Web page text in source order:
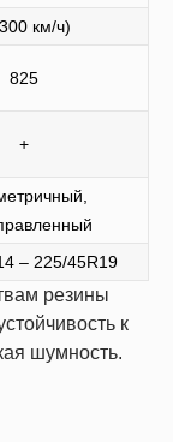
км/ч)
825
+
– 225/45R19
резины
к
шумность.